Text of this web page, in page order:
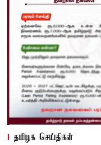
தமிழக செய்திகள்